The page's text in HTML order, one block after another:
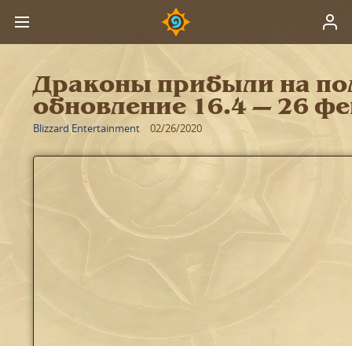
Драконы прибыли на
обновление 16.4 ― 26
Blizzard Entertainment 02/26/2020